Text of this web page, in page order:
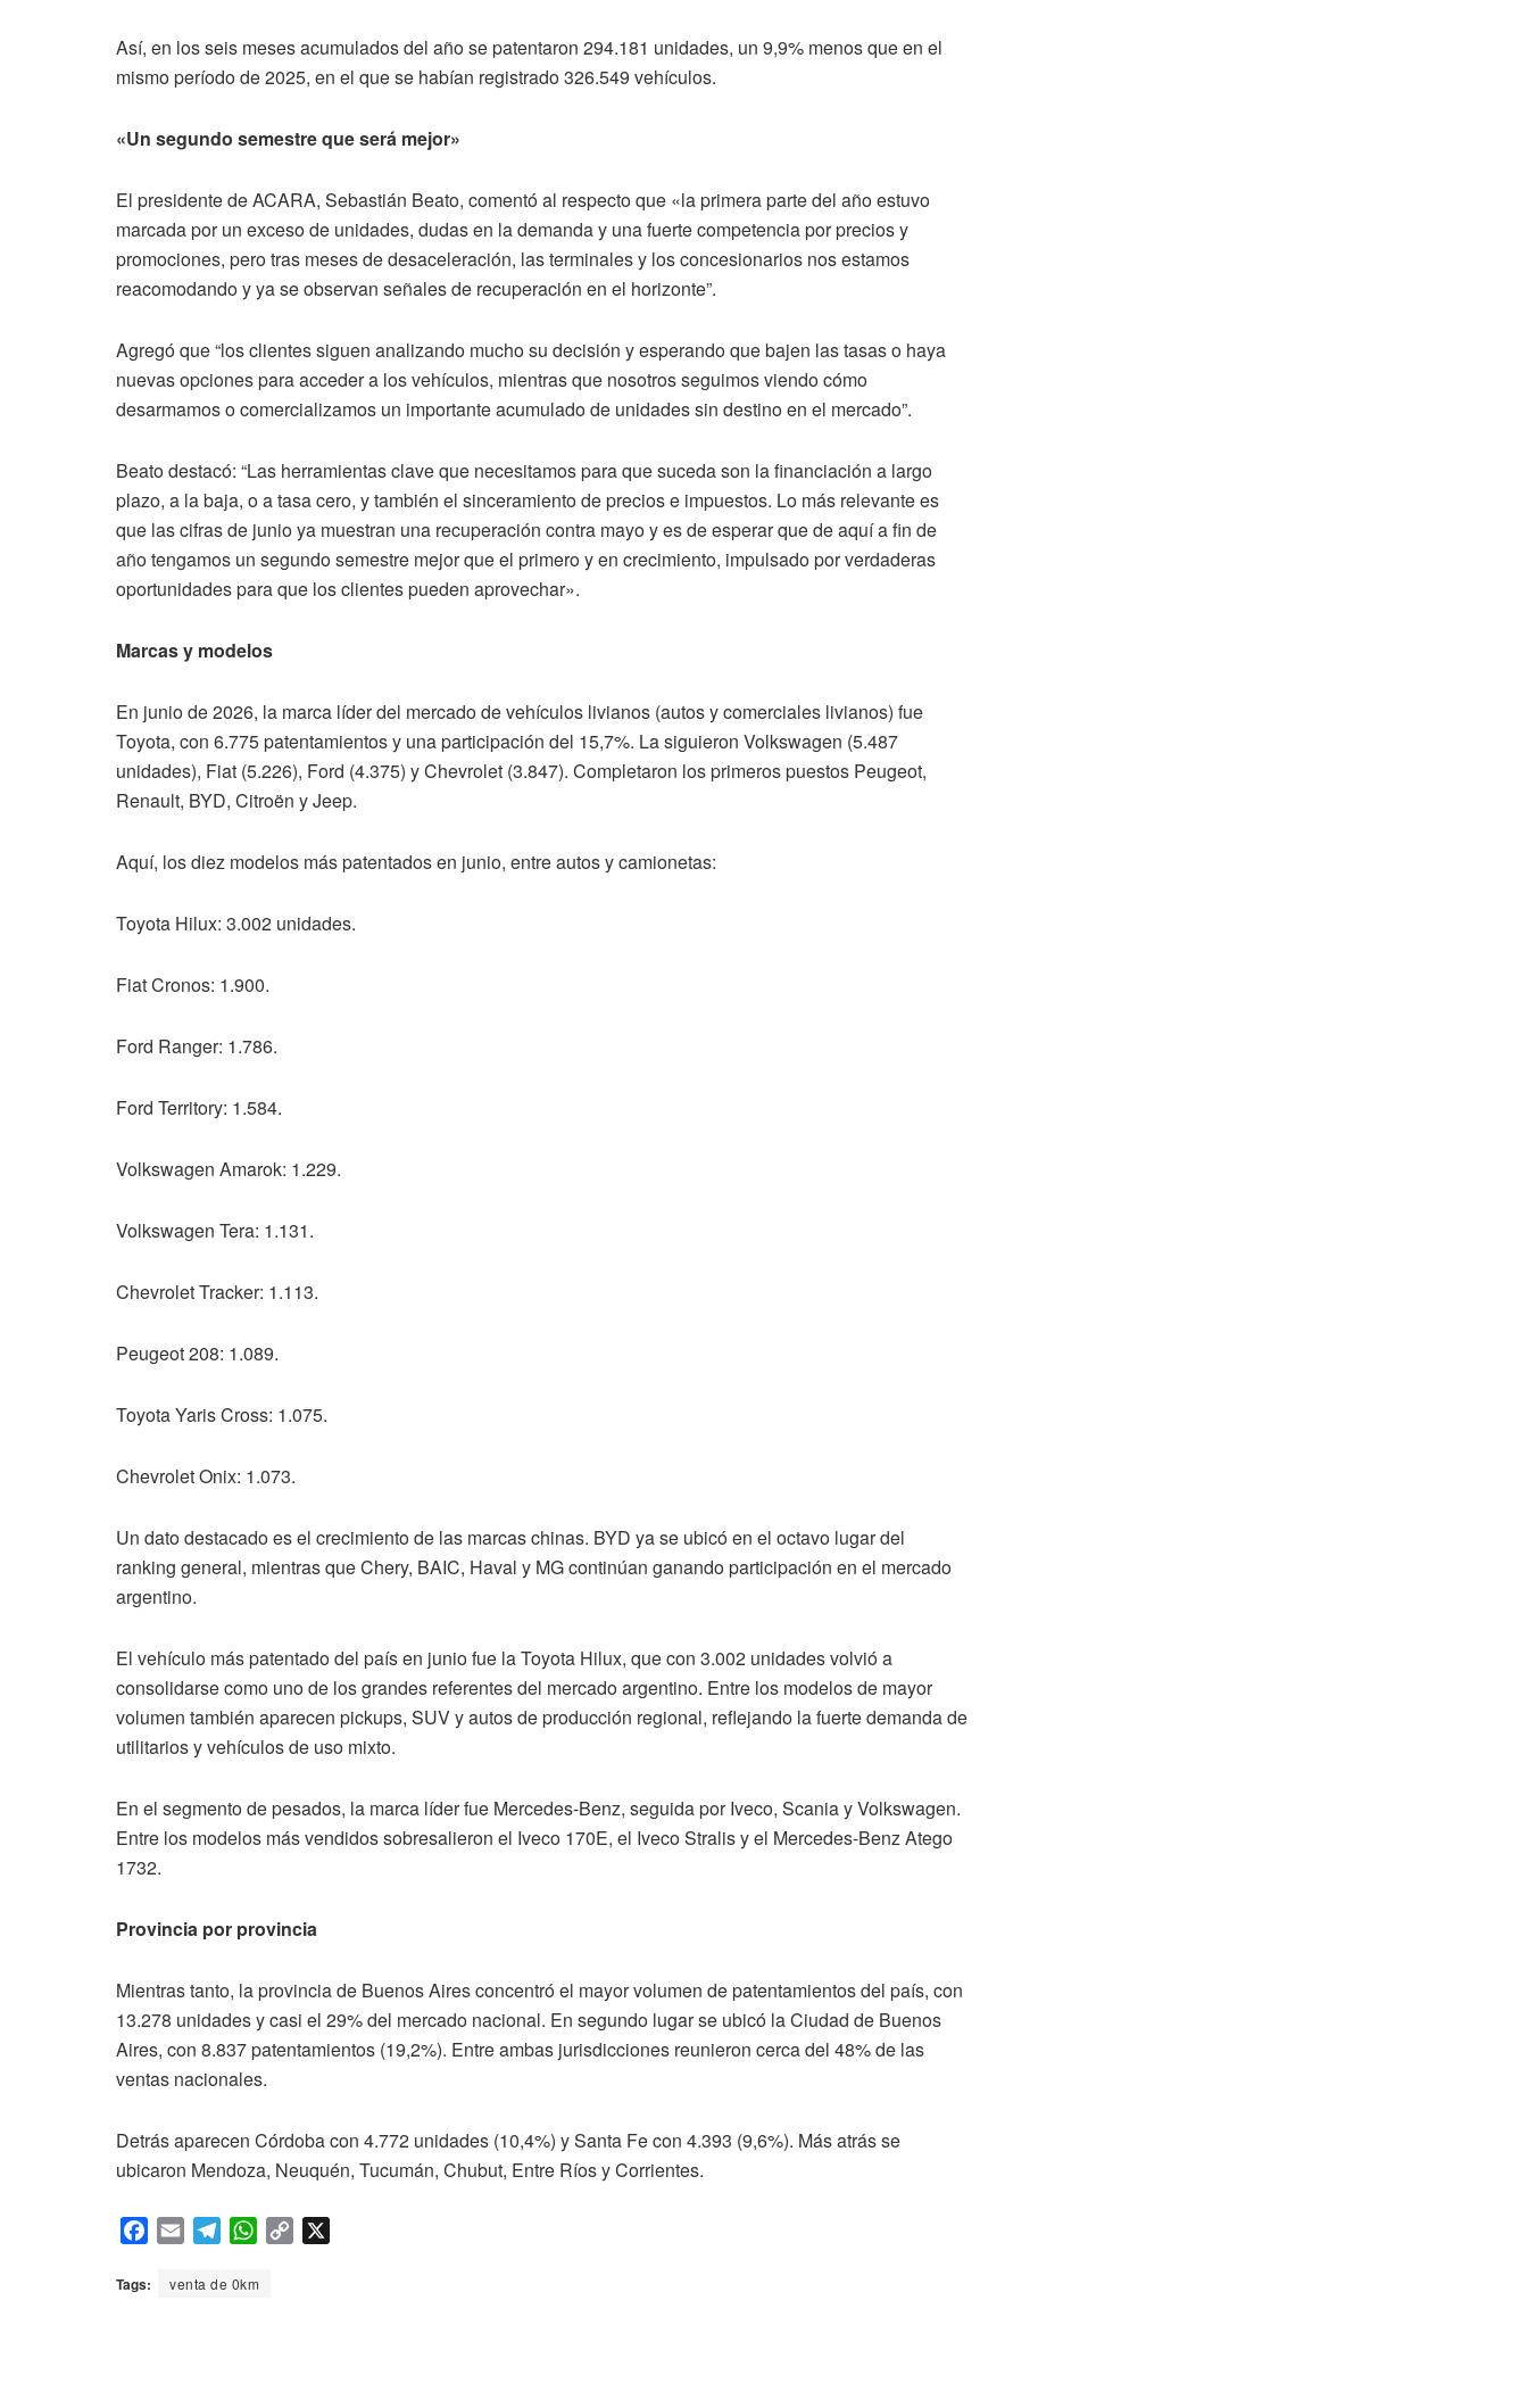
Así, en los seis meses acumulados del año se patentaron 294.181 unidades, un 9,9% menos que en el
mismo período de 2025, en el que se habían registrado 326.549 vehículos.
«Un segundo semestre que será mejor»
El presidente de ACARA, Sebastián Beato, comentó al respecto que «la primera parte del año estuvo
marcada por un exceso de unidades, dudas en la demanda y una fuerte competencia por precios y
promociones, pero tras meses de desaceleración, las terminales y los concesionarios nos estamos
reacomodando y ya se observan señales de recuperación en el horizonte”.
Agregó que “los clientes siguen analizando mucho su decisión y esperando que bajen las tasas o haya
nuevas opciones para acceder a los vehículos, mientras que nosotros seguimos viendo cómo
desarmamos o comercializamos un importante acumulado de unidades sin destino en el mercado”.
Beato destacó: “Las herramientas clave que necesitamos para que suceda son la financiación a largo
plazo, a la baja, o a tasa cero, y también el sinceramiento de precios e impuestos. Lo más relevante es
que las cifras de junio ya muestran una recuperación contra mayo y es de esperar que de aquí a fin de
año tengamos un segundo semestre mejor que el primero y en crecimiento, impulsado por verdaderas
oportunidades para que los clientes pueden aprovechar».
Marcas y modelos
En junio de 2026, la marca líder del mercado de vehículos livianos (autos y comerciales livianos) fue
Toyota, con 6.775 patentamientos y una participación del 15,7%. La siguieron Volkswagen (5.487
unidades), Fiat (5.226), Ford (4.375) y Chevrolet (3.847). Completaron los primeros puestos Peugeot,
Renault, BYD, Citroën y Jeep.
Aquí, los diez modelos más patentados en junio, entre autos y camionetas:
Toyota Hilux: 3.002 unidades.
Fiat Cronos: 1.900.
Ford Ranger: 1.786.
Ford Territory: 1.584.
Volkswagen Amarok: 1.229.
Volkswagen Tera: 1.131.
Chevrolet Tracker: 1.113.
Peugeot 208: 1.089.
Toyota Yaris Cross: 1.075.
Chevrolet Onix: 1.073.
Un dato destacado es el crecimiento de las marcas chinas. BYD ya se ubicó en el octavo lugar del
ranking general, mientras que Chery, BAIC, Haval y MG continúan ganando participación en el mercado
argentino.
El vehículo más patentado del país en junio fue la Toyota Hilux, que con 3.002 unidades volvió a
consolidarse como uno de los grandes referentes del mercado argentino. Entre los modelos de mayor
volumen también aparecen pickups, SUV y autos de producción regional, reflejando la fuerte demanda de
utilitarios y vehículos de uso mixto.
En el segmento de pesados, la marca líder fue Mercedes-Benz, seguida por Iveco, Scania y Volkswagen.
Entre los modelos más vendidos sobresalieron el Iveco 170E, el Iveco Stralis y el Mercedes-Benz Atego
1732.
Provincia por provincia
Mientras tanto, la provincia de Buenos Aires concentró el mayor volumen de patentamientos del país, con
13.278 unidades y casi el 29% del mercado nacional. En segundo lugar se ubicó la Ciudad de Buenos
Aires, con 8.837 patentamientos (19,2%). Entre ambas jurisdicciones reunieron cerca del 48% de las
ventas nacionales.
Detrás aparecen Córdoba con 4.772 unidades (10,4%) y Santa Fe con 4.393 (9,6%). Más atrás se
ubicaron Mendoza, Neuquén, Tucumán, Chubut, Entre Ríos y Corrientes.
c
a
l
W
a
Tags: venta de 0km